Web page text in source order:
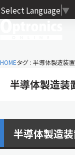
Select Language ▼
HOMEタグ : 半導体製造装
半導体製造装
半導体製造